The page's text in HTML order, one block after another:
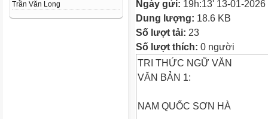
Trần Văn Long
Ngày gửi: 19h:13' 13-01-2026
Dung lượng: 18.6 KB
Số lượt tải: 23
Số lượt thích: 0 người
TRI THỨC NGỮ VĂN
VĂN BẢN 1:
NAM QUỐC SƠN HÀ